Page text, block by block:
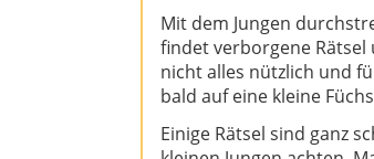
Mit dem Jungen
findet verborgene Rätsel
nicht alles nützlich und
bald auf eine kleine
Einige Rätsel sind ganz